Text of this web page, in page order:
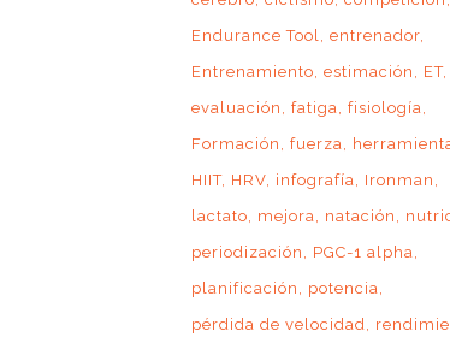
Endurance Tool entrenador
Entrenamiento estimación
ET
evaluación
fatiga fisiología
Formación
fuerza
HIIT HRV infografía
Ironman
lactato
mejora natación
periodización
PGC-1 alpha
planificación
potencia
pérdida de velocidad